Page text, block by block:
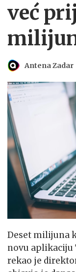
već
Antena Zadar
Deset milijuna
novu aplikaciju
rekao je